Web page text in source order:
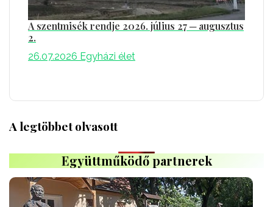
A szentmisék rendje 2026. július 27 ─ augusztus
2.
26.07.2026 Egyházi élet
A legtöbbet olvasott
Együttműködő partnerek